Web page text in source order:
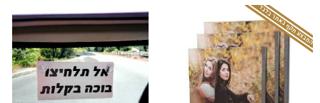
המבצע תקף באתר בלבד